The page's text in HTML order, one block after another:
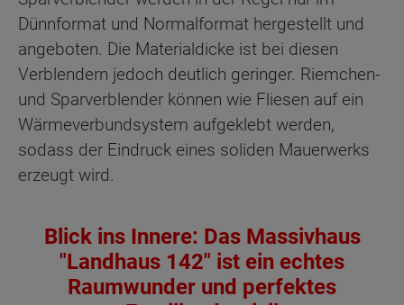
Dünnformat und Normalformat hergestellt und
angeboten. Die Materialdicke ist bei diesen
Verblendern jedoch deutlich geringer. Riemchen-
und Sparverblender können wie Fliesen auf ein
Wärmeverbundsystem aufgeklebt werden,
sodass der Eindruck eines soliden Mauerwerks
erzeugt wird.
Blick ins Innere: Das Massivhaus
"Landhaus 142" ist ein echtes
Raumwunder und perfektes